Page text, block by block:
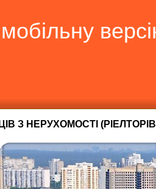
З НЕРУХОМОСТІ